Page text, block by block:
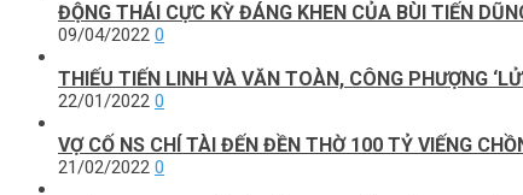
ĐỘNG THÁI CỰC KỲ ĐÁNG KHEN CỦA BÙI TIẾN
09/04/2022 0
THIẾU TIẾN LINH VÀ VĂN TOÀN, CÔNG PHƯỢNG
22/01/2022 0
VỢ CỐ NS CHÍ TÀI ĐẾN ĐỀN THỜ 100 TỶ VIẾNG
21/02/2022 0